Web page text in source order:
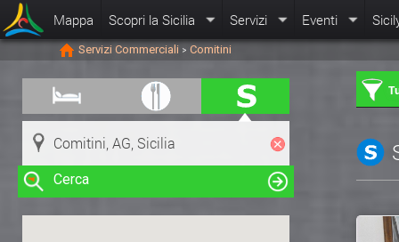
Mappa Scopri la Sicilia Servizi Eventi
Servizi Commerciali > Comitini
Cerca